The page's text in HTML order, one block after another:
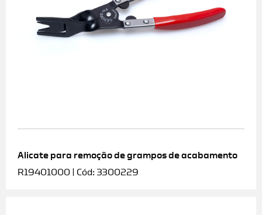
Alicate para remoção de grampos de acabamento
R19401000 | Cód: 3300229